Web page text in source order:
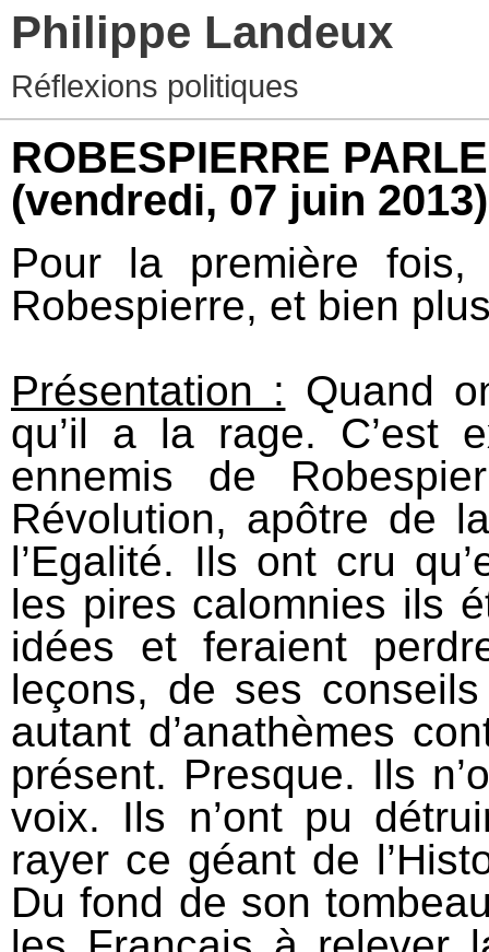
Philippe Landeux
Réflexions politiques
ROBESPIERRE
(vendredi, 07 juin 2013)
Pour la première
Robespierre, et bien
Présentation : Quand
qu’il a la rage. C’est
ennemis de
Révolution, apôtre de
l’Egalité. Ils ont cru
les pires calomnies ils
idées et feraient
leçons, de ses
autant d’anathèmes
présent. Presque. Ils
voix. Ils n’ont pu
rayer ce géant de
Du fond de son